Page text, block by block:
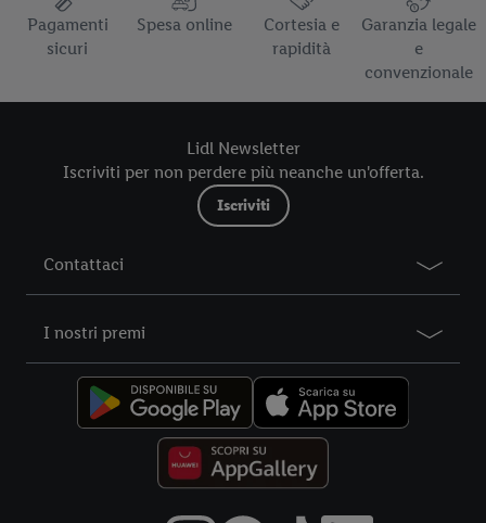
Pagamenti
sicuri
Spesa online
Cortesia e
rapidità
Garanzia legale
e
convenzionale
Lidl Newsletter
Iscriviti per non perdere più neanche un'offerta.
Iscriviti
Contattaci
I nostri premi
sopra indicate. Ulteriori informazioni, comprese quelle relative
al periodo di conservazione dei dati e al Suo diritto di revocare
il consenso prestato in qualsiasi momento con effetto per il